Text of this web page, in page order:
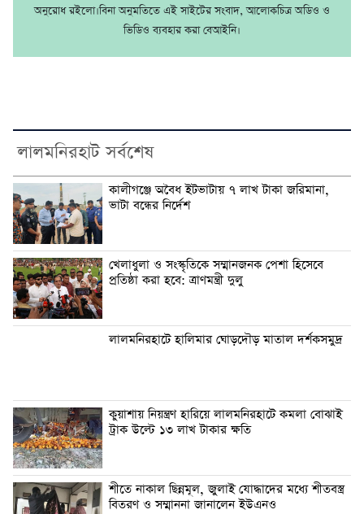
অনুরোধ রইলো।বিনা অনুমতিতে এই সাইটের সংবাদ, আলোকচিত্র অডিও ও
ভিডিও ব্যবহার করা বেআইনি।
লালমনিরহাট সর্বশেষ
কালীগঞ্জে অবৈধ ইটভাটায় ৭ লাখ টাকা জরিমানা,
ভাটা বন্ধের নির্দেশ
খেলাধুলা ও সংস্কৃতিকে সম্মানজনক পেশা হিসেবে
প্রতিষ্ঠা করা হবে: ত্রাণমন্ত্রী দুলু
লালমনিরহাটে হালিমার ঘোড়দৌড় মাতাল দর্শকসমুদ্র
কুয়াশায় নিয়ন্ত্রণ হারিয়ে লালমনিরহাটে কমলা বোঝাই
ট্রাক উল্টে ১৩ লাখ টাকার ক্ষতি
শীতে নাকাল ছিন্নমূল, জুলাই যোদ্ধাদের মধ্যে শীতবস্ত্র
বিতরণ ও সম্মাননা জানালেন ইউএনও